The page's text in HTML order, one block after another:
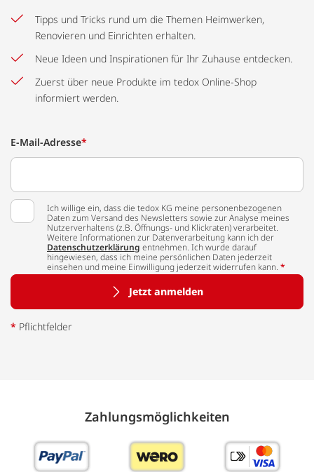
Tipps und Tricks rund um die Themen Heimwerken,
Renovieren und Einrichten erhalten.
Neue Ideen und Inspirationen für Ihr Zuhause entdecken.
Zuerst über neue Produkte im tedox Online-Shop
informiert werden.
E-Mail-Adresse*
Ich willige ein, dass die tedox KG meine personenbezogenen
Daten zum Versand des Newsletters sowie zur Analyse meines
Nutzerverhaltens (z.B. Öffnungs- und Klickraten) verarbeitet.
Weitere Informationen zur Datenverarbeitung kann ich der
Datenschutzerklärung entnehmen. Ich wurde darauf
hingewiesen, dass ich meine persönlichen Daten jederzeit
einsehen und meine Einwilligung jederzeit widerrufen kann. *
Jetzt anmelden
* Pflichtfelder
Zahlungs­möglich­keiten